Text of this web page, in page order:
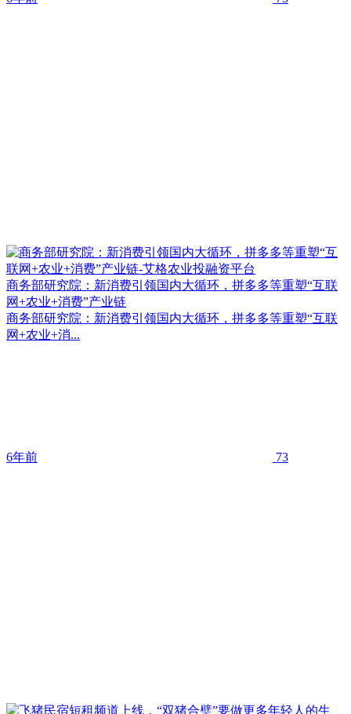
商务部研究院：新消费引领国内大循环，拼多多等重塑“互联
网+农业+消费”产业链
商务部研究院：新消费引领国内大循环，拼多多等重塑“互联
网+农业+消...
6年前 73